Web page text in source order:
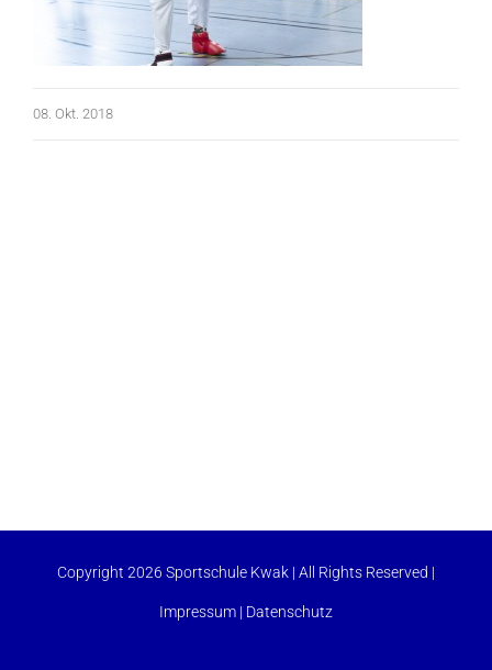
08. Okt. 2018
Copyright 2026 Sportschule Kwak | All Rights Reserved |
Impressum | Datenschutz